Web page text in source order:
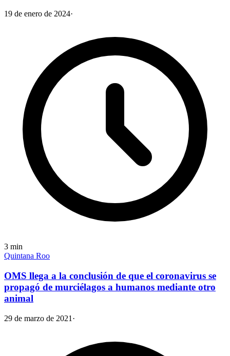
19 de enero de 2024·
3 min
Quintana Roo
OMS llega a la conclusión de que el coronavirus se
propagó de murciélagos a humanos mediante otro
animal
29 de marzo de 2021 ·